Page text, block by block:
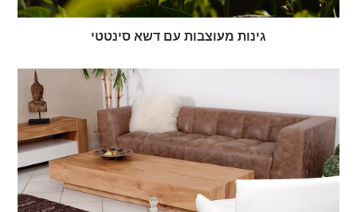
גינות מעוצבות עם דשא סינטטי